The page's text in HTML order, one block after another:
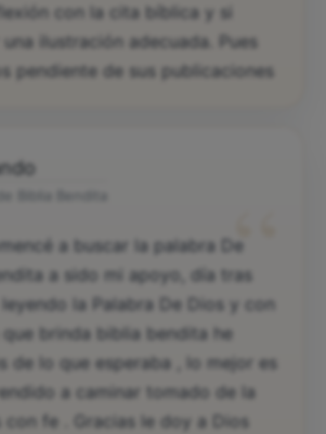
con la cita bíblica y si
ilustración adecuada. Pues
pendiente de sus publicaciones
“
a buscar la palabra De
a sido mi apoyo, día tras
la Palabra De Dios y con
brinda biblia bendita he
de lo que esperaba , lo mejor es
a caminar tomado de la
con fe . Gracias le doy a Dios